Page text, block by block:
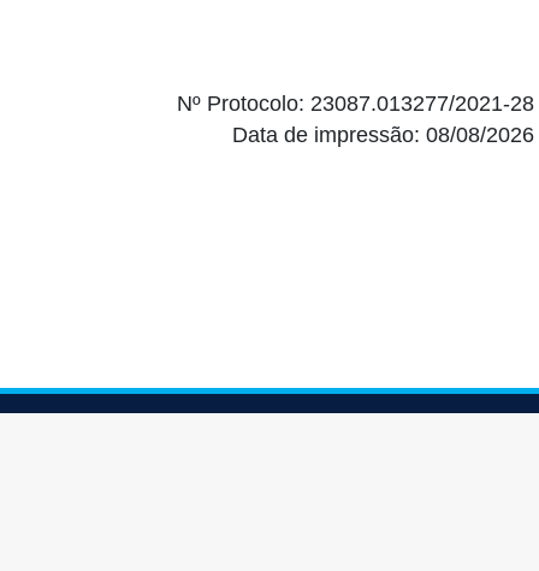
Nº Protocolo: 23087.013277/2021-28
Data de impressão: 08/08/2026